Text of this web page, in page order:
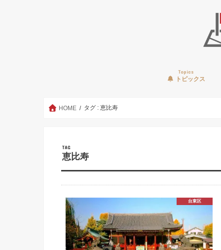
Topics
トピックス
HOME タグ : 恵比寿
TAG
恵比寿
台東区